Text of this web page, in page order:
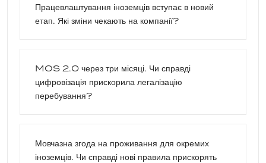
Працевлаштування іноземців вступає в новий
етап. Які зміни чекають на компанії?
MOS 2.0 через три місяці. Чи справді
цифровізація прискорила легалізацію
перебування?
Мовчазна згода на проживання для окремих
іноземців. Чи справді нові правила прискорять